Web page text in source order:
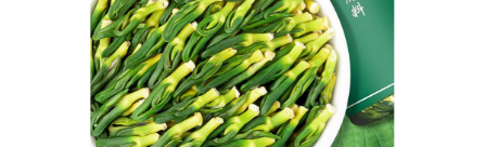
然草本成分，每一種都有獨特的功效，簡單一沖，就
能享受天然的養肝滋味，這款降肝火中藥能清肝膽、
利濕熱，迅速降低肝火，保護肝細胞。對於因肝火引
起的頭暈、口苦等症狀，有明顯的改善作用。經常飲